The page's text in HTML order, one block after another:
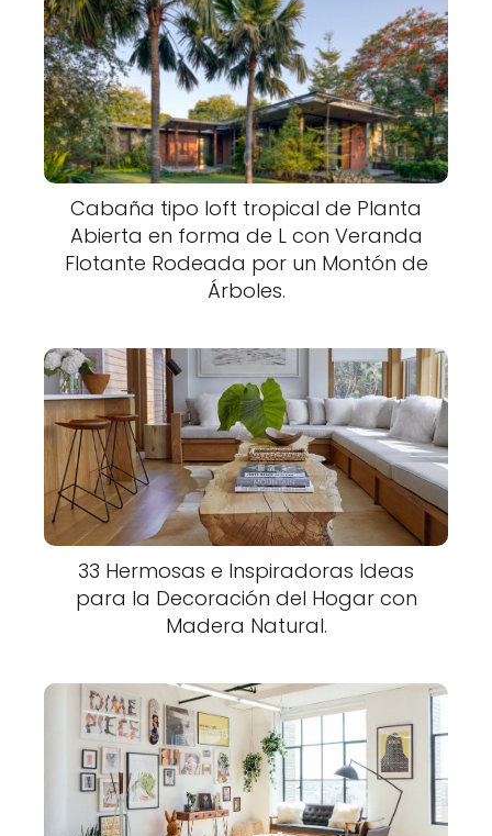
Cabaña tipo loft tropical de Planta
Abierta en forma de L con Veranda
Flotante Rodeada por un Montón de
Árboles.
33 Hermosas e Inspiradoras Ideas
para la Decoración del Hogar con
Madera Natural.